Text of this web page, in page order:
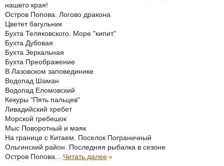
нашего края!
Остров Попова. Логово дракона
Цветет багульник
Бухта Теляковского. Море "кипит"
Бухта Дубовая
Бухта Зеркальная
Бухта Преображение
В Лазовском заповединике
Водопад Шаман
Водопад Еломовский
Кекуры "Пять пальцев"
Ливадийский хребет
Морской гребешок
Мыс Поворотный и маяк
На границе с Китаем. Поселок Пограничный
Ольгинский район. Последняя рыбалка в сезоне
Остров Попова... Читать далее»